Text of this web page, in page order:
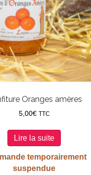
Oranges amères
5,00€ TTC
Lire la suite
temporairement
suspendue